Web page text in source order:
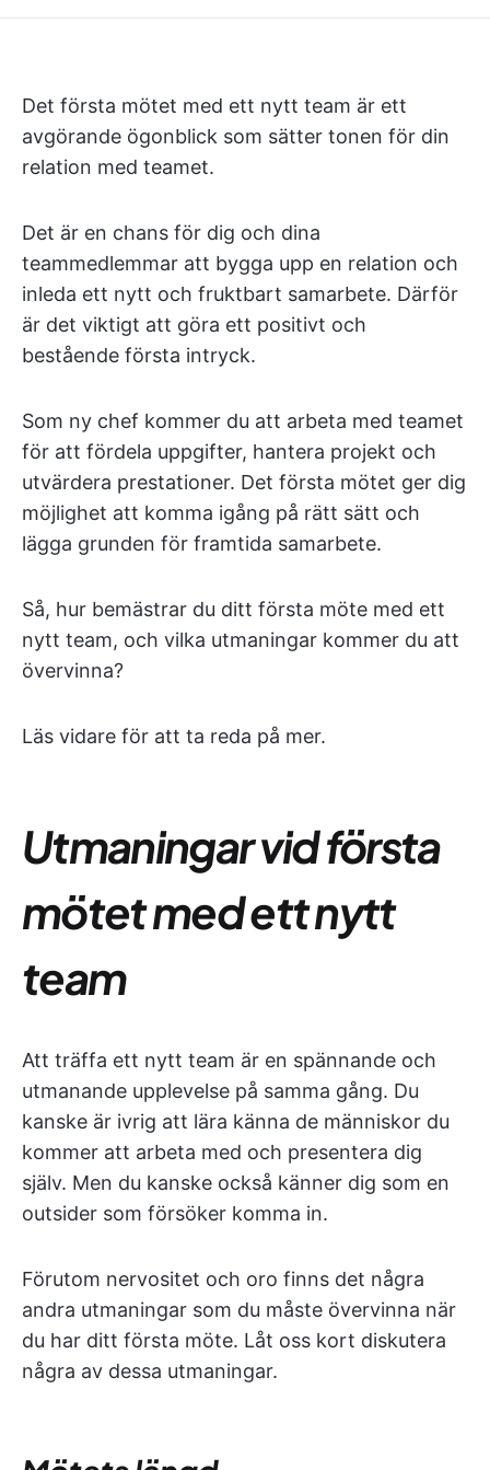
Det första mötet med ett nytt team är ett
avgörande ögonblick som sätter tonen för din
relation med teamet.
Det är en chans för dig och dina
teammedlemmar att bygga upp en relation och
inleda ett nytt och fruktbart samarbete. Därför
är det viktigt att göra ett positivt och
bestående första intryck.
Som ny chef kommer du att arbeta med teamet
för att fördela uppgifter, hantera projekt och
utvärdera prestationer. Det första mötet ger dig
möjlighet att komma igång på rätt sätt och
lägga grunden för framtida samarbete.
Så, hur bemästrar du ditt första möte med ett
nytt team, och vilka utmaningar kommer du att
övervinna?
Läs vidare för att ta reda på mer.
Utmaningar vid första
mötet med ett nytt
team
Att träffa ett nytt team är en spännande och
utmanande upplevelse på samma gång. Du
kanske är ivrig att lära känna de människor du
kommer att arbeta med och presentera dig
själv. Men du kanske också känner dig som en
outsider som försöker komma in.
Förutom nervositet och oro finns det några
andra utmaningar som du måste övervinna när
du har ditt första möte. Låt oss kort diskutera
några av dessa utmaningar.